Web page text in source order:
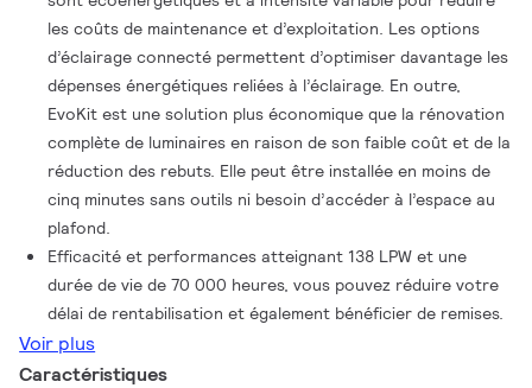
santé, les magasins de détail et plus. Les trousses de
modernisation DEL Philips EvoKit offrent les dernières
avancées en matière de technologie DEL, avec un éclairage de
qualité et des rendements extrêmement élevés allant jusqu'à
110 lm/w. Les EvoKit 2¹x2¹ et 2¹x4¹ sont tous deux fabriqués
avec des composantes et des finitions de qualité, vous
bénéficiez ainsi d'un schéma d’éclairage cohérent et équilibré
lorsque les deux configurations sont utilisées dans le même
espace. Le diffuseur principal et le luminaire linéaire encastré
incliné réduisent l'éblouissement et créent une projection
agréable et uniforme de la lumière. Combinez esthétique et
qualité avec facilité d'installation. Ce produit peut littéralement
transformer votre espace en quelques minutes!
les coûts de maintenance et d’exploitation. Les options
d’éclairage connecté permettent d’optimiser davantage les
dépenses énergétiques reliées à l’éclairage. En outre,
EvoKit est une solution plus économique que la rénovation
complète de luminaires en raison de son faible coût et de la
réduction des rebuts. Elle peut être installée en moins de
cinq minutes sans outils ni besoin d’accéder à l’espace au
plafond.
Efficacité et performances atteignant 138 LPW et une
durée de vie de 70 000 heures, vous pouvez réduire votre
délai de rentabilisation et également bénéficier de remises.
Voir plus
Caractéristiques